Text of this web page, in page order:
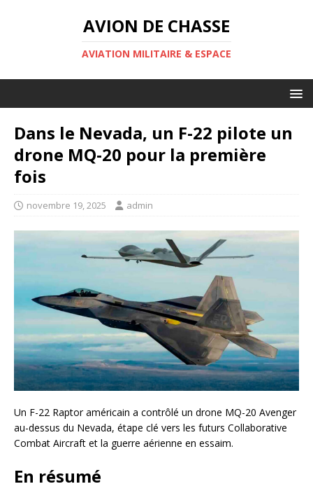
AVION DE CHASSE
AVIATION MILITAIRE & ESPACE
Dans le Nevada, un F-22 pilote un
drone MQ-20 pour la première
fois
novembre 19, 2025 admin
Un F-22 Raptor américain a contrôlé un drone MQ-20 Avenger
au-dessus du Nevada, étape clé vers les futurs Collaborative
Combat Aircraft et la guerre aérienne en essaim.
En résumé